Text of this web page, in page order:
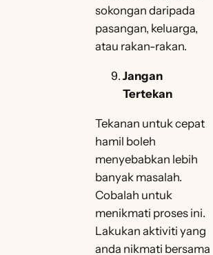
sokongan daripada
pasangan, keluarga,
atau rakan-rakan.
Jangan
Tertekan
Tekanan untuk cepat
hamil boleh
menyebabkan lebih
banyak masalah.
Cobalah untuk
menikmati proses ini.
Lakukan aktiviti yang
anda nikmati bersama